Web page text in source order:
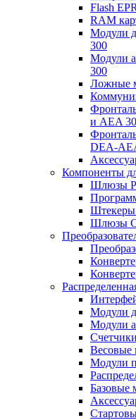
Flash
RAM
Модули
300
Модули
300
Ложные
и AEA
DEA-
Компоненты
Шлюзы
Шлюзы
Модули
Модули
Счетчики
Весовые
Модули
Базовые